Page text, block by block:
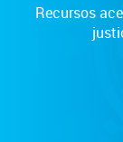
Recursos